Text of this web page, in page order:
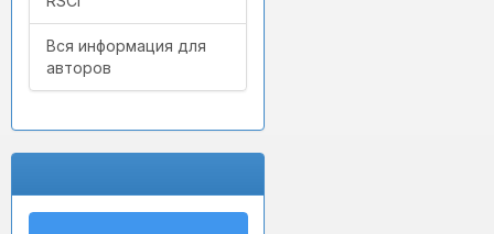
Вся информация для
авторов